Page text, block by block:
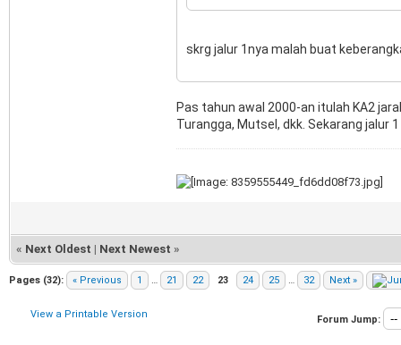
skrg jalur 1nya malah buat
Pas tahun awal 2000-an itulah KA2
Turangga, Mutsel, dkk. Sekarang jalur
« Next Oldest | Next Newest »
Pages (32): « Previous 1 … 21 22 23 24 25 … 32 Next »
View a Printable Version Forum Jump: